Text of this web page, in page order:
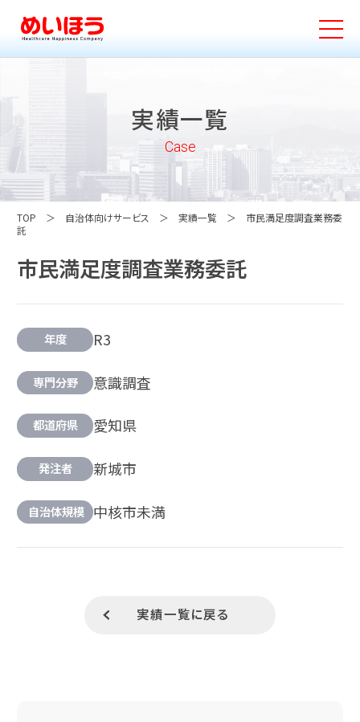
実績一覧
Case
TOP 自治体向けサービス 実績一覧
市民満足度調査業務委
託
市民満足度調査業務委託
年度 R3
専門分野 意識調査
都道府県 愛知県
発注者 新城市
自治体規模 中核市未満
実績一覧に戻る